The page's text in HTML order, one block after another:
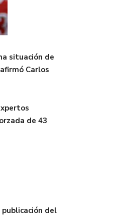
situación de
Carlos
de 43
del